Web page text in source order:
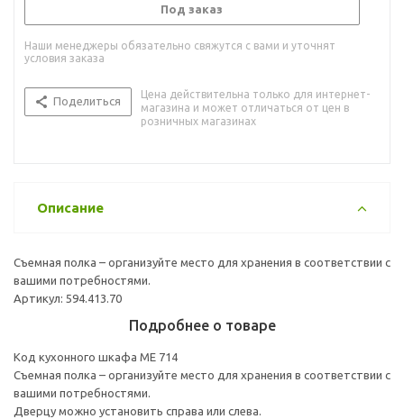
Под заказ
Наши менеджеры обязательно свяжутся с вами и уточнят
условия заказа
Поделиться
Цена действительна только для интернет-
магазина и может отличаться от цен в
розничных магазинах
Описание
Съемная полка – организуйте место для хранения в соответствии с
вашими потребностями.
Артикул: 594.413.70
Подробнее о товаре
Код кухонного шкафа ME 714
Съемная полка – организуйте место для хранения в соответствии с
вашими потребностями.
Дверцу можно установить справа или слева.